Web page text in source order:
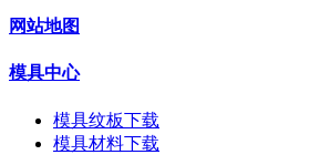
网站地图
模具中心
模具纹板下载
模具材料下载